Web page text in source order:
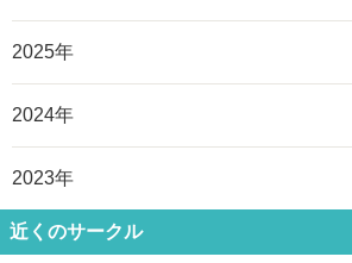
2025年
2024年
2023年
近くのサークル